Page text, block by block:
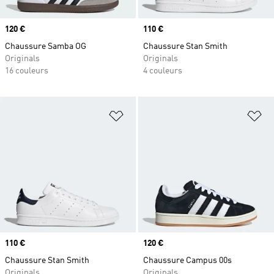
Prix
120 €
Chaussure Samba OG
Originals
16 couleurs
Prix
110 €
Chaussure Stan Smith
Originals
4 couleurs
Ajouter à la Liste de produits
Prix
110 €
Chaussure Stan Smith
Prix
120 €
Chaussure Campus 00s